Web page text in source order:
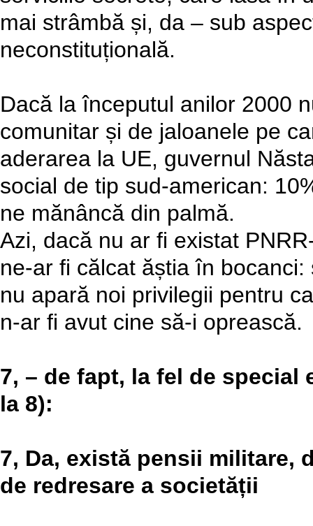
mai strâmbă și, da – sub
neconstituțională.
Dacă la începutul anilor 2000
comunitar și de jaloanele pe
aderarea la UE, guvernul
social de tip sud-american:
ne mănâncă din palmă.
Azi, dacă nu ar fi existat
ne-ar fi călcat ăștia în
nu apară noi privilegii pentru
n-ar fi avut cine să-i oprească.
7, – de fapt, la fel de
la 8):
7, Da, există pensii militare,
de redresare a societății